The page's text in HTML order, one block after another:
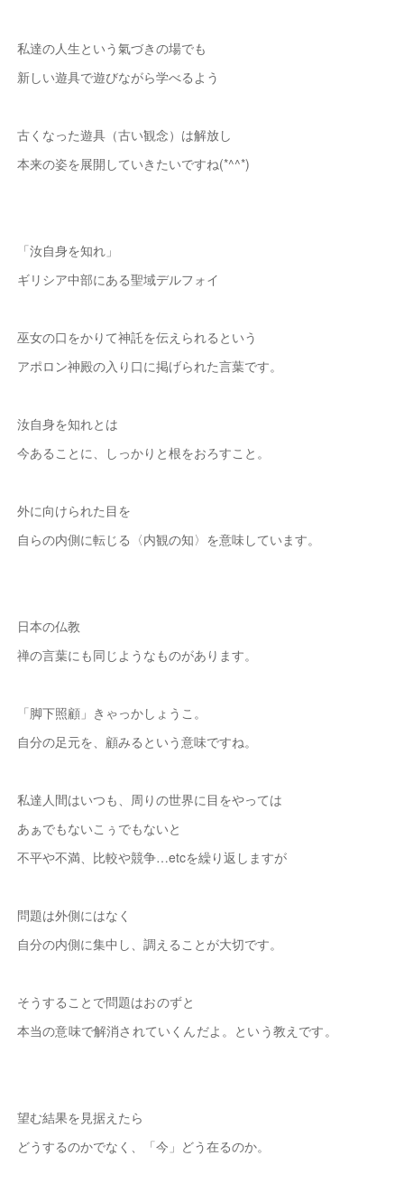
私達の人生という氣づきの場でも
新しい遊具で遊びながら学べるよう
古くなった遊具（古い観念）は解放し
本来の姿を展開していきたいですね(*^^*)
「汝自身を知れ」
ギリシア中部にある聖域デルフォイ
巫女の口をかりて神託を伝えられるという
アポロン神殿の入り口に掲げられた言葉です。
汝自身を知れとは
今あることに、しっかりと根をおろすこと。
外に向けられた目を
自らの内側に転じる〈内観の知〉を意味しています。
日本の仏教
禅の言葉にも同じようなものがあります。
「脚下照顧」きゃっかしょうこ。
自分の足元を、顧みるという意味ですね。
私達人間はいつも、周りの世界に目をやっては
あぁでもないこぅでもないと
不平や不満、比較や競争…etcを繰り返しますが
問題は外側にはなく
自分の内側に集中し、調えることが大切です。
そうすることで問題はおのずと
本当の意味で解消されていくんだよ。という教えです。
望む結果を見据えたら
どうするのかでなく、「今」どう在るのか。